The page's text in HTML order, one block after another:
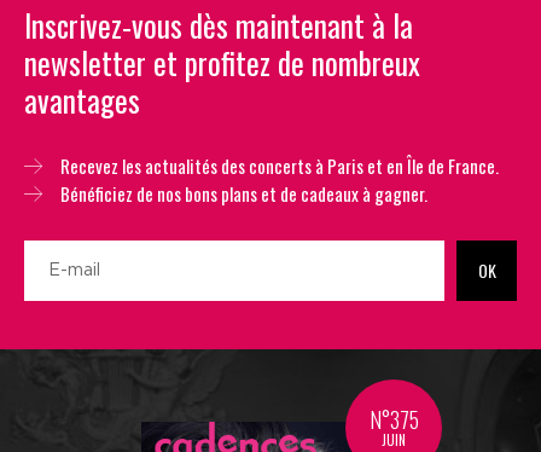
Inscrivez-vous dès maintenant à la
newsletter et profitez de nombreux
avantages
Recevez les actualités des concerts à Paris et en Île de France.
Bénéficiez de nos bons plans et de cadeaux à gagner.
OK
N°375
JUIN